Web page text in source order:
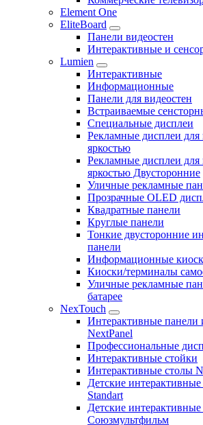
Element One
EliteBoard
Панели видеостен
Интерактивные и
Lumien
Интерактивные
Информационные
Панели для видеостен
Встраиваемые
Специальные дисплеи
Рекламные дисплеи для
яркостью
Рекламные дисплеи для
яркостью Двусторонние
Уличные рекламные
Прозрачные OLED
Квадратные панели
Круглые панели
Тонкие двусторонние
панели
Информационные
Киоски/терминалы
Уличные рекламные
батарее
NexTouch
Интерактивные панели
NextPanel
Профессиональные
Интерактивные стойки
Интерактивные столы
Детские
Standart
Детские
Союзмультфильм